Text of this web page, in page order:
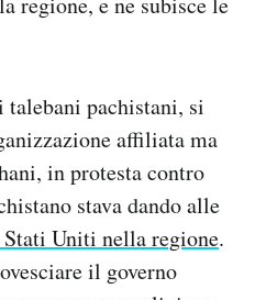
pachistani, si
affiliata ma
in protesta contro
stava dando alle
Uniti nella regione.
il governo